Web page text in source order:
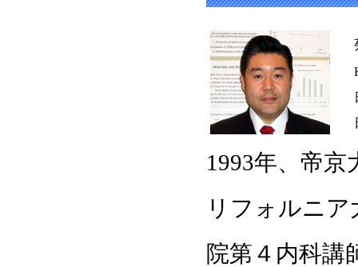
1993年、帝京
リフォルニ
院第４内科講